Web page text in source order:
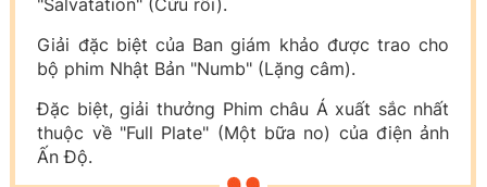
"Salvatation" (Cứu rỗi).
Giải đặc biệt của Ban giám khảo được trao cho
bộ phim Nhật Bản "Numb" (Lặng câm).
Đặc biệt, giải thưởng Phim châu Á xuất sắc nhất
thuộc về "Full Plate" (Một bữa no) của điện ảnh
Ấn Độ.